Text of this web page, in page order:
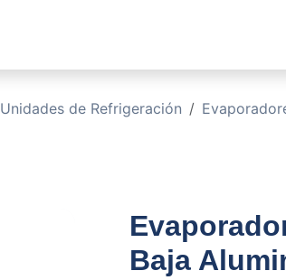
Unidades de Refrigeración
Baja